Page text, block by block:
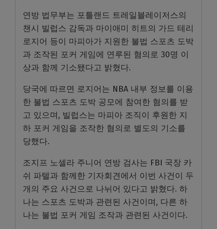
연방 법무부는 포틀랜드 트레일블레이저스의
챈시 빌럽스 감독과 마이애미 히트의 가드 테리
로지어 등이 마피아가 지원한 불법 스포츠 도박
과 조작된 포커 게임에 연루된 혐의로 30명 이
상과 함께 기소됐다고 밝혔다.
당국에 따르면 로지어는 NBA 내부 정보를 이용
한 불법 스포츠 도박 공모에 참여한 혐의를 받
고 있으며, 빌럽스는 마피아 조직이 후원한 지
하 포커 게임을 조작한 혐의로 별도의 기소를
당했다.
조지프 노셀라 주니어 연방 검사는 FBI 국장 카
쉬 파텔과 함께한 기자회견에서 이번 사건이 두
개의 주요 사건으로 나뉘어 있다고 밝혔다. 하
나는 스포츠 도박과 관련된 사건이며, 다른 하
나는 불법 포커 게임 조작과 관련된 사건이다.